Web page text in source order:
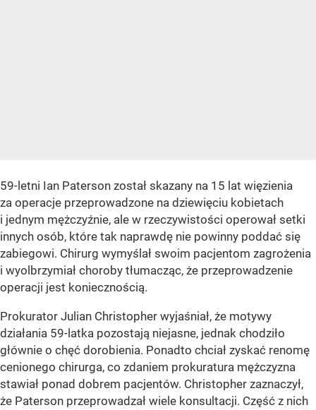
59-letni Ian Paterson został skazany na 15 lat więzienia
za operacje przeprowadzone na dziewięciu kobietach
i jednym mężczyźnie, ale w rzeczywistości operował setki
innych osób, które tak naprawdę nie powinny poddać się
zabiegowi. Chirurg wymyślał swoim pacjentom zagrożenia
i wyolbrzymiał choroby tłumacząc, że przeprowadzenie
operacji jest koniecznością.
Prokurator Julian Christopher wyjaśniał, że motywy
działania 59-latka pozostają niejasne, jednak chodziło
głównie o chęć dorobienia. Ponadto chciał zyskać renomę
cenionego chirurga, co zdaniem prokuratura mężczyzna
stawiał ponad dobrem pacjentów. Christopher zaznaczył,
że Paterson przeprowadzał wiele konsultacji. Część z nich